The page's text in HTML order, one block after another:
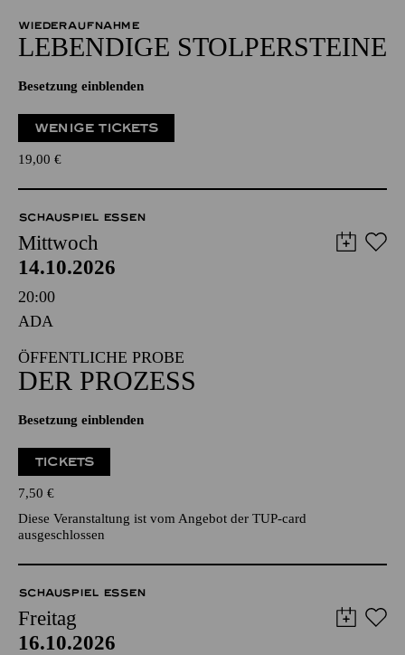
WIEDERAUFNAHME
LEBENDIGE STOLPER­STEINE
Besetzung einblenden
WENIGE TICKETS
19,00 €
SCHAUSPIEL ESSEN
Mittwoch
14.10.2026
20:00
ADA
ÖFFENTLICHE PROBE
DER PROZESS
Besetzung einblenden
TICKETS
7,50 €
Diese Veranstaltung ist vom Angebot der TUP-card
ausgeschlossen
SCHAUSPIEL ESSEN
Freitag
16.10.2026